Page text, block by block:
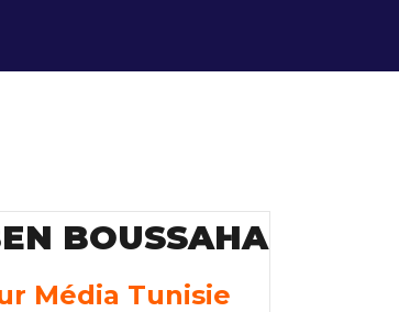
BOUSSAHA
Média Tunisie